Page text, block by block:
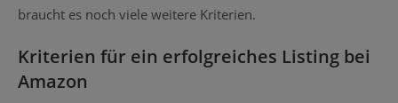
braucht es noch viele weitere Kriterien.
Kriterien für ein erfolgreiches Listing bei
Amazon